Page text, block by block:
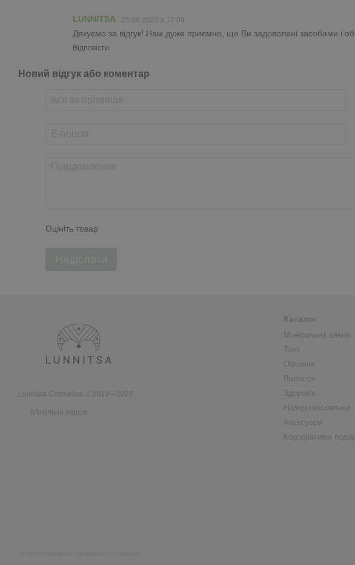
LUNNITSA 25.06.2023 в 17:09
Дякуємо за відгук! Нам дуже приємно, що Ви задоволені засобами і
Відповісти
Новий відгук або коментар
Оцініть товар
Lunnitsa Cosmetics © 2019—2026
Мобільна версія
Каталог
Мінеральна ванна
Тіло
Обличчя
Волосся
Здоров'я
Набори косметики
Аксесуари
Корпоративні